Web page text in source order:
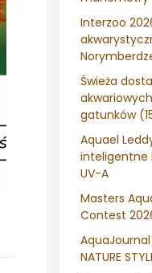
Interzoo
Świeża
gatunków
Aquael
inteligentne
UV-A
Masters
Contest
NATURE